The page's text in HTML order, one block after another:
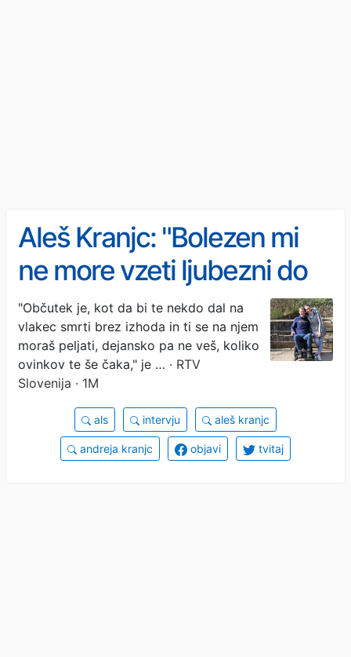
Aleš Kranjc: "Bolezen mi
ne more vzeti ljubezni do
družine"
"Občutek je, kot da bi te nekdo dal na
vlakec smrti brez izhoda in ti se na njem
moraš peljati, dejansko pa ne veš, koliko
ovinkov te še čaka," je … · RTV
Slovenija · 1M
als intervju aleš kranjc
andreja kranjc objavi tvitaj